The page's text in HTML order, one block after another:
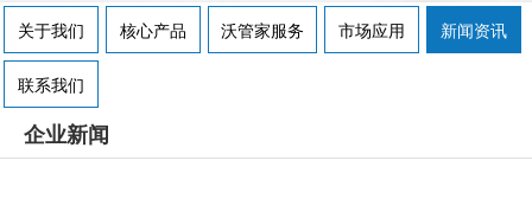
关于我们 核心产品 沃管家服务 市场应用 新闻资讯
联系我们
企业新闻